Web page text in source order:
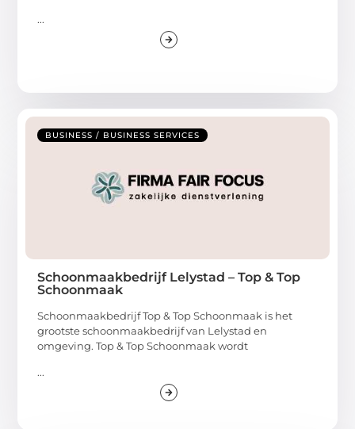
...
BUSINESS / BUSINESS SERVICES
Schoonmaakbedrijf Lelystad – Top & Top
Schoonmaak
Schoonmaakbedrijf Top & Top Schoonmaak is het
grootste schoonmaakbedrijf van Lelystad en
omgeving. Top & Top Schoonmaak wordt
...